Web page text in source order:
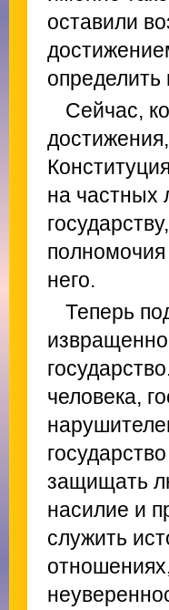
оставили
определить
Сейчас,
на частных
полномочия
него.
Теперь
человека,
защищать
насилие и
служить